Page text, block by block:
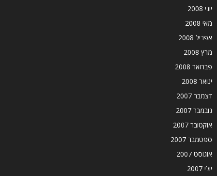
יוני 2008
מאי 2008
אפריל 2008
מרץ 2008
פברואר 2008
ינואר 2008
דצמבר 2007
נובמבר 2007
אוקטובר 2007
ספטמבר 2007
אוגוסט 2007
יולי 2007